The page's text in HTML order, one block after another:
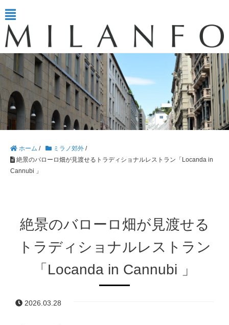
ホーム / ミラノ郊外 /
絶景のバローロ畑が見渡せるトラディショナルレストラン「Locanda in
Cannubi 」
絶景のバローロ畑が見渡せる
トラディショナルレストラン
「Locanda in Cannubi 」
2026.03.28